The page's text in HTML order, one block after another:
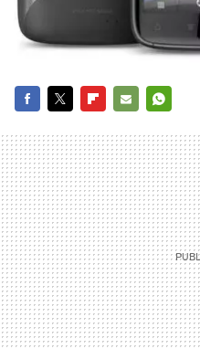
MAIL